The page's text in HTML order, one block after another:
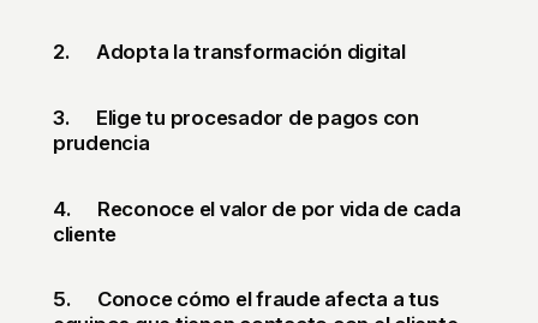
2. Adopta la transformación digital
3. Elige tu procesador de pagos con
prudencia
4. Reconoce el valor de por vida de cada
cliente
5. Conoce cómo el fraude afecta a tus